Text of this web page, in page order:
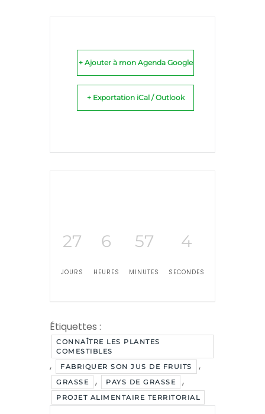
+ Ajouter à mon Agenda Google
+ Exportation iCal / Outlook
27
JOURS
6
HEURES
57
MINUTES
3
SECONDES
Étiquettes :
CONNAÎTRE LES PLANTES
COMESTIBLES
, FABRIQUER SON JUS DE FRUITS ,
GRASSE , PAYS DE GRASSE ,
PROJET ALIMENTAIRE TERRITORIAL